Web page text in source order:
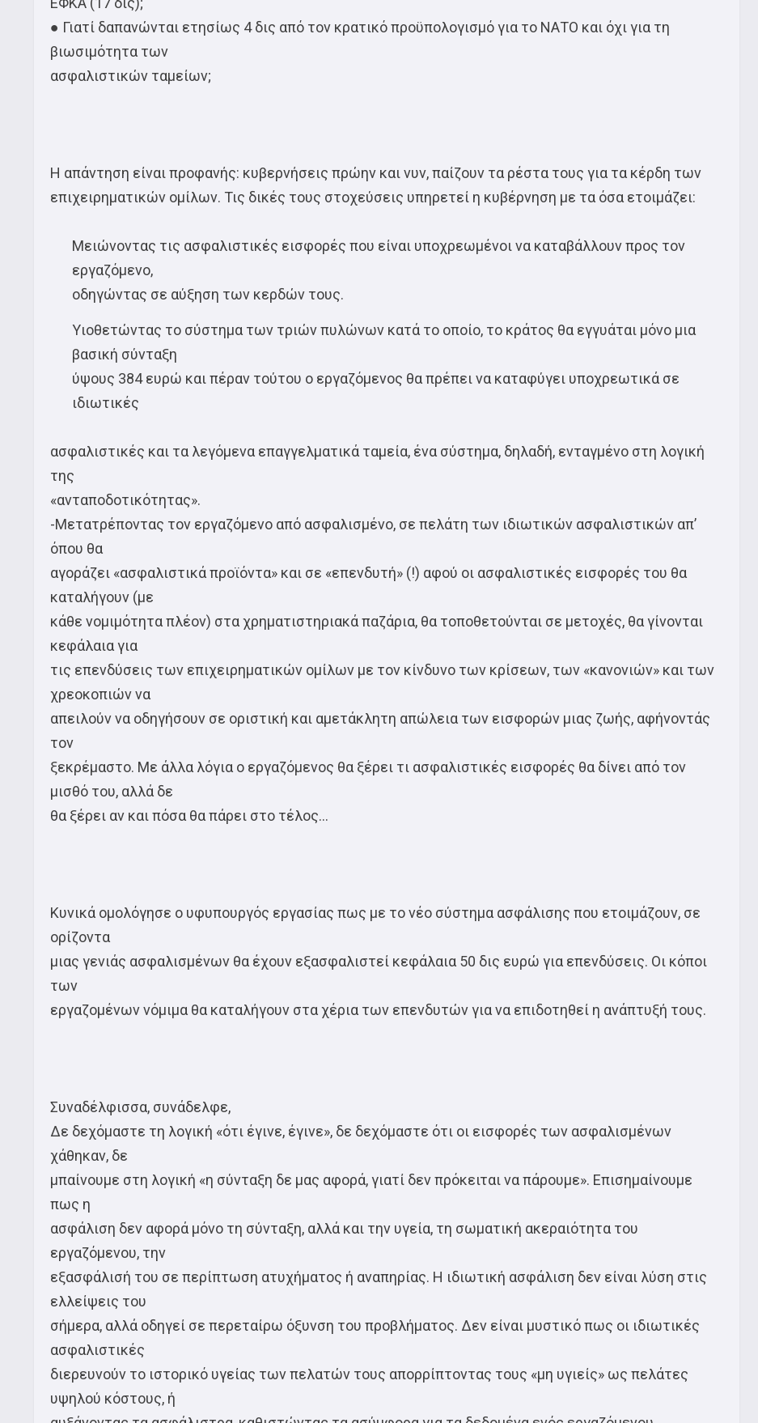
● Γιατί δαπανώνται ετησίως 4 δις από τον κρατικό προϋπολογισμό για το ΝΑΤΟ και όχι για τη
βιωσιμότητα των
ασφαλιστικών ταμείων;
Η απάντηση είναι προφανής: κυβερνήσεις πρώην και νυν, παίζουν τα ρέστα τους για τα κέρδη των
επιχειρηματικών ομίλων. Τις δικές τους στοχεύσεις υπηρετεί η κυβέρνηση με τα όσα ετοιμάζει:
Μειώνοντας τις ασφαλιστικές εισφορές που είναι υποχρεωμένοι να καταβάλλουν προς τον
εργαζόμενο,
οδηγώντας σε αύξηση των κερδών τους.
Υιοθετώντας το σύστημα των τριών πυλώνων κατά το οποίο, το κράτος θα εγγυάται μόνο μια
βασική σύνταξη
ύψους 384 ευρώ και πέραν τούτου ο εργαζόμενος θα πρέπει να καταφύγει υποχρεωτικά σε
ιδιωτικές
ασφαλιστικές και τα λεγόμενα επαγγελματικά ταμεία, ένα σύστημα, δηλαδή, ενταγμένο στη λογική
της
«ανταποδοτικότητας».
-Μετατρέποντας τον εργαζόμενο από ασφαλισμένο, σε πελάτη των ιδιωτικών ασφαλιστικών απ’
όπου θα
αγοράζει «ασφαλιστικά προϊόντα» και σε «επενδυτή» (!) αφού οι ασφαλιστικές εισφορές του θα
καταλήγουν (με
κάθε νομιμότητα πλέον) στα χρηματιστηριακά παζάρια, θα τοποθετούνται σε μετοχές, θα γίνονται
κεφάλαια για
τις επενδύσεις των επιχειρηματικών ομίλων με τον κίνδυνο των κρίσεων, των «κανονιών» και των
χρεοκοπιών να
απειλούν να οδηγήσουν σε οριστική και αμετάκλητη απώλεια των εισφορών μιας ζωής, αφήνοντάς
τον
ξεκρέμαστο. Με άλλα λόγια ο εργαζόμενος θα ξέρει τι ασφαλιστικές εισφορές θα δίνει από τον
μισθό του, αλλά δε
θα ξέρει αν και πόσα θα πάρει στο τέλος…
Κυνικά ομολόγησε ο υφυπουργός εργασίας πως με το νέο σύστημα ασφάλισης που ετοιμάζουν, σε
ορίζοντα
μιας γενιάς ασφαλισμένων θα έχουν εξασφαλιστεί κεφάλαια 50 δις ευρώ για επενδύσεις. Οι κόποι
των
εργαζομένων νόμιμα θα καταλήγουν στα χέρια των επενδυτών για να επιδοτηθεί η ανάπτυξή τους.
Συναδέλφισσα, συνάδελφε,
Δε δεχόμαστε τη λογική «ότι έγινε, έγινε», δε δεχόμαστε ότι οι εισφορές των ασφαλισμένων
χάθηκαν, δε
μπαίνουμε στη λογική «η σύνταξη δε μας αφορά, γιατί δεν πρόκειται να πάρουμε». Επισημαίνουμε
πως η
ασφάλιση δεν αφορά μόνο τη σύνταξη, αλλά και την υγεία, τη σωματική ακεραιότητα του
εργαζόμενου, την
εξασφάλισή του σε περίπτωση ατυχήματος ή αναπηρίας. Η ιδιωτική ασφάλιση δεν είναι λύση στις
ελλείψεις του
σήμερα, αλλά οδηγεί σε περεταίρω όξυνση του προβλήματος. Δεν είναι μυστικό πως οι ιδιωτικές
ασφαλιστικές
διερευνούν το ιστορικό υγείας των πελατών τους απορρίπτοντας τους «μη υγιείς» ως πελάτες
υψηλού κόστους, ή